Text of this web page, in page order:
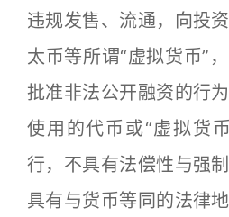
违规发售、流通，向投
太币等所谓“虚拟货币”
批准非法公开融资的行
使用的代币或“虚拟货
行，不具有法偿性与强
具有与货币等同的法律